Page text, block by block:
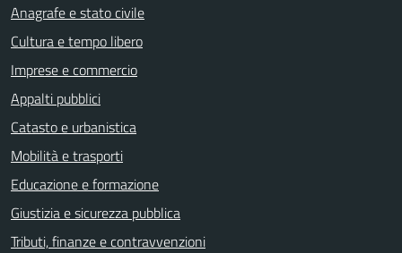
Anagrafe e stato civile
Cultura e tempo libero
Imprese e commercio
Appalti pubblici
Catasto e urbanistica
Mobilità e trasporti
Educazione e formazione
Giustizia e sicurezza pubblica
Tributi, finanze e contravvenzioni